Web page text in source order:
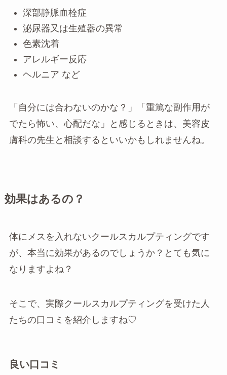
深部静脈血栓症
泌尿器又は生殖器の異常
色素沈着
アレルギー反応
ヘルニア など
「自分には合わないのかな？」「重篤な副作用が
でたら怖い、心配だな」と感じるときは、美容皮
膚科の先生と相談するといいかもしれませんね。
効果はあるの？
体にメスを入れないクールスカルプティングです
が、本当に効果があるのでしょうか？とても気に
なりますよね？
そこで、実際クールスカルプティングを受けた人
たちの口コミを紹介しますね♡
良い口コミ